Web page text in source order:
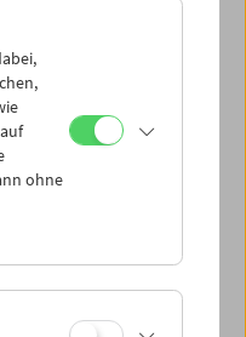
gewünschten Inhalt
finden:
ohne